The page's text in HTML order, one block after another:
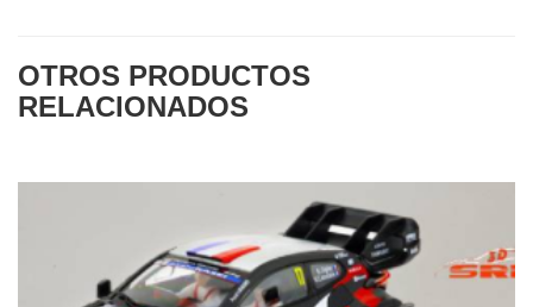
OTROS PRODUCTOS
RELACIONADOS